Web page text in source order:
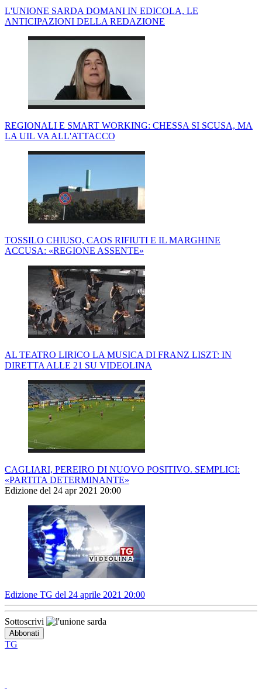
L'UNIONE SARDA DOMANI IN EDICOLA, LE
ANTICIPAZIONI DELLA REDAZIONE
REGIONALI E SMART WORKING: CHESSA SI SCUSA, MA
LA UIL VA ALL'ATTACCO
TOSSILO CHIUSO, CAOS RIFIUTI E IL MARGHINE
ACCUSA: «REGIONE ASSENTE»
AL TEATRO LIRICO LA MUSICA DI FRANZ LISZT: IN
DIRETTA ALLE 21 SU VIDEOLINA
CAGLIARI, PEREIRO DI NUOVO POSITIVO. SEMPLICI:
«PARTITA DETERMINANTE»
Edizione del 24 apr 2021 20:00
Edizione TG del 24 aprile 2021 20:00
Sottoscrivi
TG